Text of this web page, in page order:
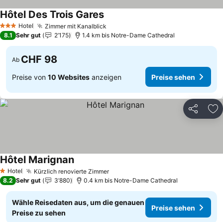
3 SterneHotel Zimmer mit Kanalblick
Hôtel Des Trois GaresPreise sehen
8.1 Sehr gut 2’175 1.4 km bis Notre-Dame Cathedral
Ab CHF 98
Preise von 10 Websites anzeigen Preise sehen
Teilen
1 Sterne
Hotel Kürzlich renovierte ZimmerPreise sehen
Hôtel MarignanPreise sehen
8.2 Sehr gut 3’880 0.4 km bis Notre-Dame Cathedral
Wähle Reisedaten aus, um die genauen
Preise zu sehen
Preise sehen